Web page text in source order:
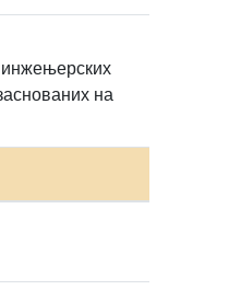
инжењерских
на